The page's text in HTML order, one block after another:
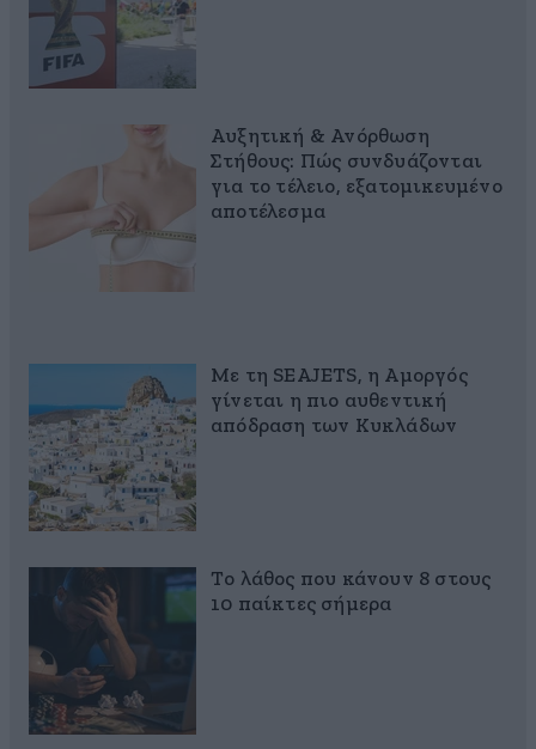
Αυξητική & Ανόρθωση
Στήθους: Πώς συνδυάζονται
για το τέλειο, εξατομικευμένο
αποτέλεσμα
Με τη SEAJETS, η Αμοργός
γίνεται η πιο αυθεντική
απόδραση των Κυκλάδων
Το λάθος που κάνουν 8 στους
10 παίκτες σήμερα